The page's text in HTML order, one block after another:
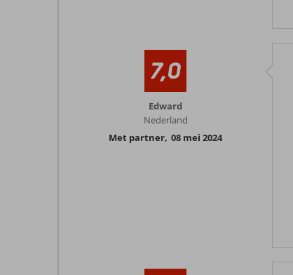
7,0
Edward
Nederland
Met partner, 08 mei 2024